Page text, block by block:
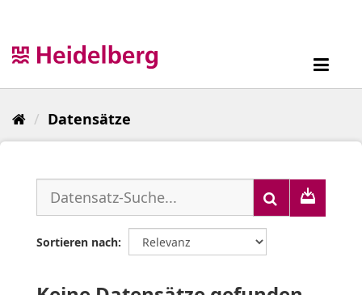
Datensätze
Sortieren nach